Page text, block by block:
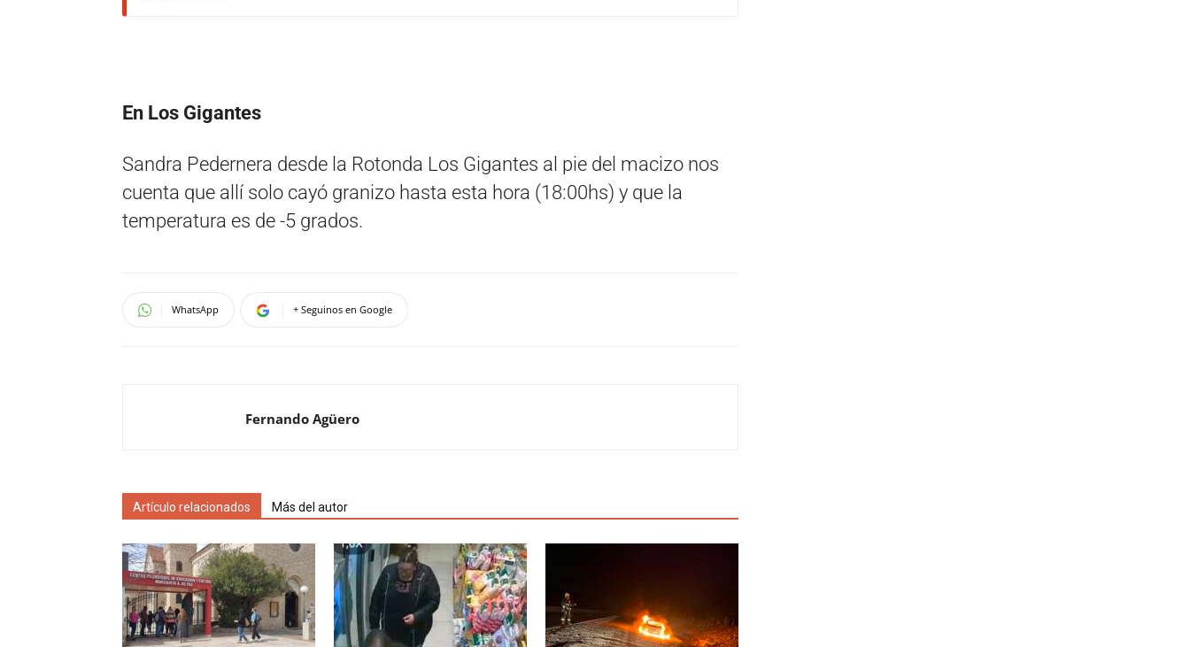
En Los Gigantes
Sandra Pedernera desde la Rotonda Los Gigantes al pie del macizo nos
cuenta que allí solo cayó granizo hasta esta hora (18:00hs) y que la
temperatura es de -5 grados.
WhatsApp + Seguinos en Google
Fernando Agüero
Artículo relacionados Más del autor